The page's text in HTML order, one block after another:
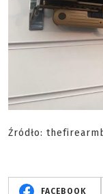
Źródło:
FACEBOOK